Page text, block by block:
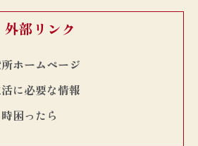
外部リンク
ホームページ
に必要な情報
困ったら